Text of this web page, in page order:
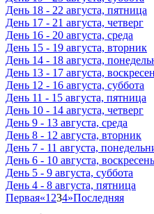
День 18 - 22 августа, пятница
День 17 - 21 августа, четверг
День 16 - 20 августа, среда
День 15 - 19 августа, вторник
День 14 - 18 августа,
День 13 - 17 августа,
День 12 - 16 августа, суббота
День 11 - 15 августа, пятница
День 10 - 14 августа, четверг
День 9 - 13 августа, среда
День 8 - 12 августа, вторник
День 7 - 11 августа,
День 6 - 10 августа,
День 5 - 9 августа, суббота
День 4 - 8 августа, пятница
Первая«1 234»Последняя